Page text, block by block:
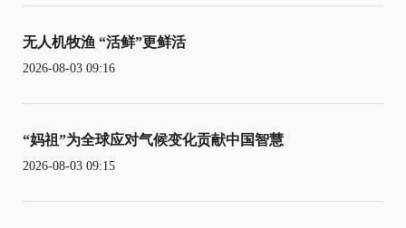
无人机牧渔 “活鲜”更鲜活
2026-08-03 09:16
“妈祖”为全球应对气候变化贡献中国智慧
2026-08-03 09:15